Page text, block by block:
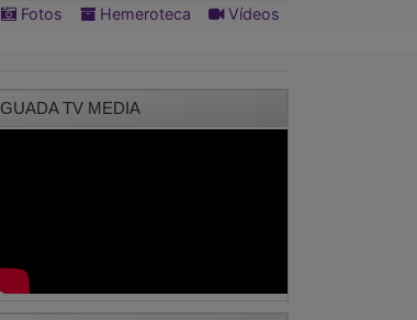
Fotos Hemeroteca Vídeos
GUADA TV MEDIA